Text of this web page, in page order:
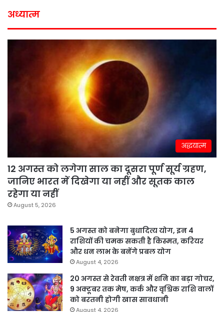
अध्यात्म
अद्धयात्म
12 अगस्त को लगेगा साल का दूसरा पूर्ण सूर्य ग्रहण,
जानिए भारत में दिखेगा या नहीं और सूतक काल
रहेगा या नहीं
August 5, 2026
5 अगस्त को बनेगा बुधादित्य योग, इन 4
राशियों की चमक सकती है किस्मत, करियर
और धन लाभ के बनेंगे प्रबल योग
August 4, 2026
20 अगस्त से रेवती नक्षत्र में शनि का बड़ा गोचर,
9 अक्टूबर तक मेष, कर्क और वृश्चिक राशि वालों
को बरतनी होगी खास सावधानी
August 4, 2026